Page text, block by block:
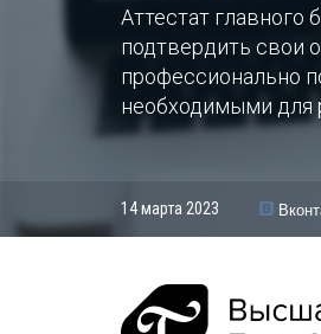
Аттестат главного
подтвердить свои
профессионально
необходимыми для
14 марта 2023